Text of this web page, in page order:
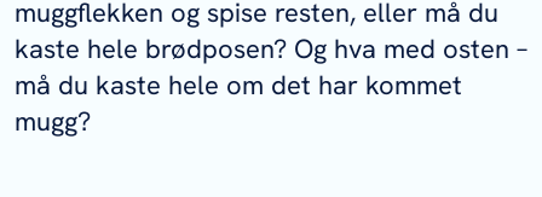
muggflekken og spise resten, eller må du
kaste hele brødposen? Og hva med osten –
må du kaste hele om det har kommet
mugg?